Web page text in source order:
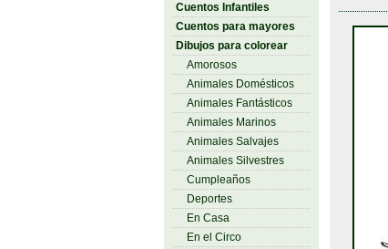
Cuentos Infantiles
Cuentos para mayores
Dibujos para colorear
Amorosos
Animales Domésticos
Animales Fantásticos
Animales Marinos
Animales Salvajes
Animales Silvestres
Cumpleaños
Deportes
En Casa
En el Circo